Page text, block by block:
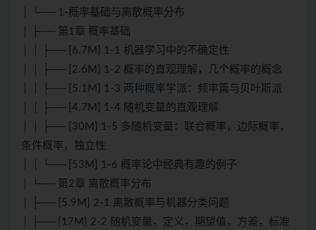
│ └── 1-概率基础与离散概率分布
│ ├── 第1章 概率基础
│ │ ├── [6.7M] 1-1 机器学习中的不确定性
│ │ ├── [2.6M] 1-2 概率的直观理解，几个概率的概念
│ │ ├── [5.1M] 1-3 两种概率学派：频率篇与贝叶斯派
│ │ ├── [4.7M] 1-4 随机变量的直观理解
│ │ ├── [30M] 1-5 多随机变量：联合概率，边际概率，
条件概率，独立性
│ │ └── [53M] 1-6 概率论中经典有趣的例子
│ └── 第2章 离散概率分布
│ ├── [5.9M] 2-1 离散概率与机器分类问题
│ ├── [17M] 2-2 随机变量，定义，期望值，方差，标准